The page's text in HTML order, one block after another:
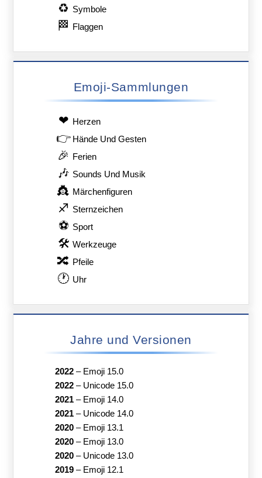
♻ Symbole
🏁 Flaggen
Emoji-Sammlungen
❤ Herzen
👉 Hände Und Gesten
🎉 Ferien
🎶 Sounds Und Musik
👸 Märchenfiguren
♐ Sternzeichen
⚽ Sport
🛠 Werkzeuge
🔀 Pfeile
🕐 Uhr
Jahre und Versionen
2022– Emoji 15.0
2022– Unicode 15.0
2021– Emoji 14.0
2021– Unicode 14.0
2020– Emoji 13.1
2020– Emoji 13.0
2020– Unicode 13.0
2019– Emoji 12.1